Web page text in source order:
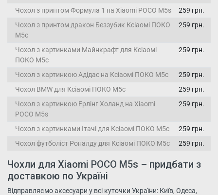
Чохол з принтом Формула 1 на Xiaomi POCO M5s
259 грн.
Чохол з принтом дракон Беззубик Ксіаомі ПОКО
М5с
259 грн.
Чохол з картинками Майнкрафт для Ксіаомі
ПОКО М5с
259 грн.
Чохол з картинкою Адідас на Ксіаомі ПОКО М5с
259 грн.
Чохол BMW для Ксіаомі ПОКО М5с
259 грн.
Чохол з картинкою Ерлінг Холанд на Xiaomi
POCO M5s
259 грн.
Чохол з картинками Ітачі для Ксіаомі ПОКО М5с
259 грн.
Чохол футболіст Роналду для Ксіаомі ПОКО М5с
259 грн.
Чохли для Xiaomi POCO M5s – придбати з
доставкою по Україні
Відправляємо аксесуари у всі куточки України: Київ, Одеса,